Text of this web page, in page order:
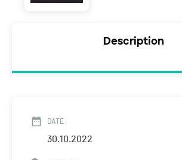
Description
DATE
30.10.2022